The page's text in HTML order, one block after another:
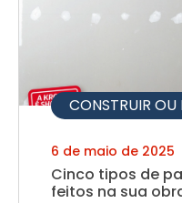
CONSTRUIR OU
6 de maio de 2025
Cinco tipos de
feitos na sua